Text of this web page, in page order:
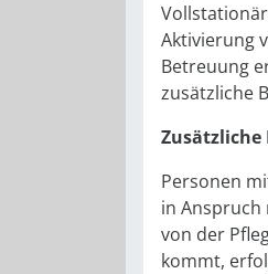
Aktivierung
Betreuung
zusätzliche
Zusätzliche
Personen
in Anspruch
von der
kommt,